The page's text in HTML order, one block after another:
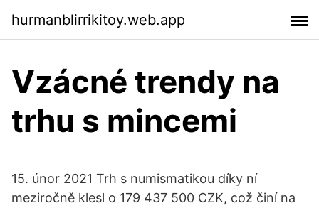
hurmanblirrikitoy.web.app
Vzácné trendy na
trhu s mincemi
15. únor 2021 Trh s numismatikou díky ní
meziročně klesl o 179 437 500 CZK, což činí na